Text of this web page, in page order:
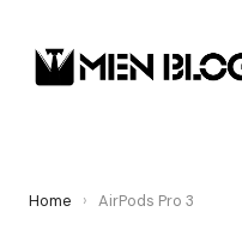
Home › AirPods Pro 3